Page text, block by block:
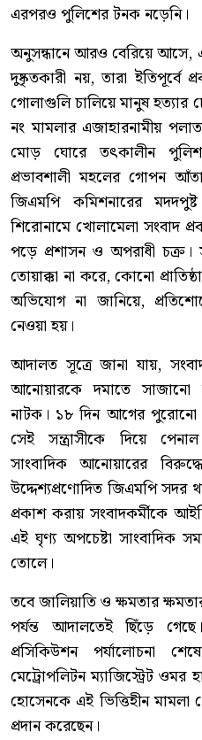
এরপরও পুলিশের টনক নড়েনি।
অনুসন্ধানে আরও বেরিয়ে আসে,
দুষ্কৃতকারী নয়, তারা ইতিপূর্বে
গোলাগুলি চালিয়ে মানুষ হত্যার
নং মামলার এজাহারনামীয়
মোড় ঘোরে তৎকালীন পুলিশ
প্রভাবশালী মহলের গোপন
জিএমপি কমিশনারের মদদপুষ্ট
শিরোনামে খোলামেলা সংবাদ
পড়ে প্রশাসন ও অপরাধী চক্র।
তোয়াক্কা না করে, কোনো
অভিযোগ না জানিয়ে,
নেওয়া হয়।
আদালত সূত্রে জানা যায়,
আনোয়ারকে দমাতে সাজানো
নাটক। ১৮ দিন আগের পুরোনো
সেই সন্ত্রাসীকে দিয়ে
সাংবাদিক আনোয়ারের
উদ্দেশ্যপ্রণোদিত জিএমপি সদর
প্রকাশ করায় সংবাদকর্মীকে
এই ঘৃণ্য অপচেষ্টা সাংবাদিক
তোলে।
তবে জালিয়াতি ও ক্ষমতার
পর্যন্ত আদালতেই ছিঁড়ে
প্রসিকিউশন পর্যালোচনা
মেট্রোপলিটন ম্যাজিস্ট্রেট
হোসেনকে এই ভিত্তিহীন
প্রদান করেছেন।